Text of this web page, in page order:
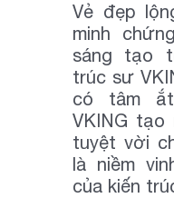
Vẻ đẹp
minh
sáng tạo
trúc sư
có tâm
VKING tạo
tuyệt vời
là niềm
của kiến